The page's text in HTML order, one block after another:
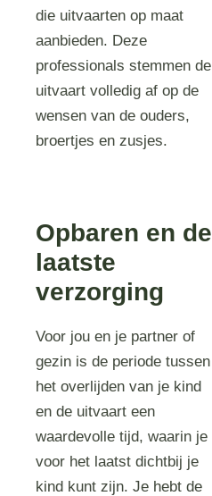
die uitvaarten op maat
aanbieden. Deze
professionals stemmen de
uitvaart volledig af op de
wensen van de ouders,
broertjes en zusjes.
Opbaren en de
laatste
verzorging
Voor jou en je partner of
gezin is de periode tussen
het overlijden van je kind
en de uitvaart een
waardevolle tijd, waarin je
voor het laatst dichtbij je
kind kunt zijn. Je hebt de